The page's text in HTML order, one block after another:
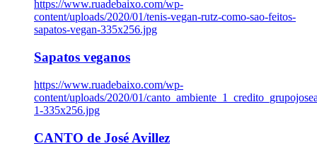
https://www.ruadebaixo.com/wp-
content/uploads/2020/01/tenis-vegan-rutz-como-sao-feitos-
sapatos-vegan-335x256.jpg
Sapatos veganos
https://www.ruadebaixo.com/wp-
content/uploads/2020/01/
1-335x256.jpg
CANTO de José Avillez